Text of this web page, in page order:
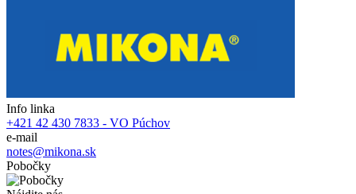
Info linka
+421 42 430 7833 - VO Púchov
e-mail
notes@mikona.sk
Pobočky